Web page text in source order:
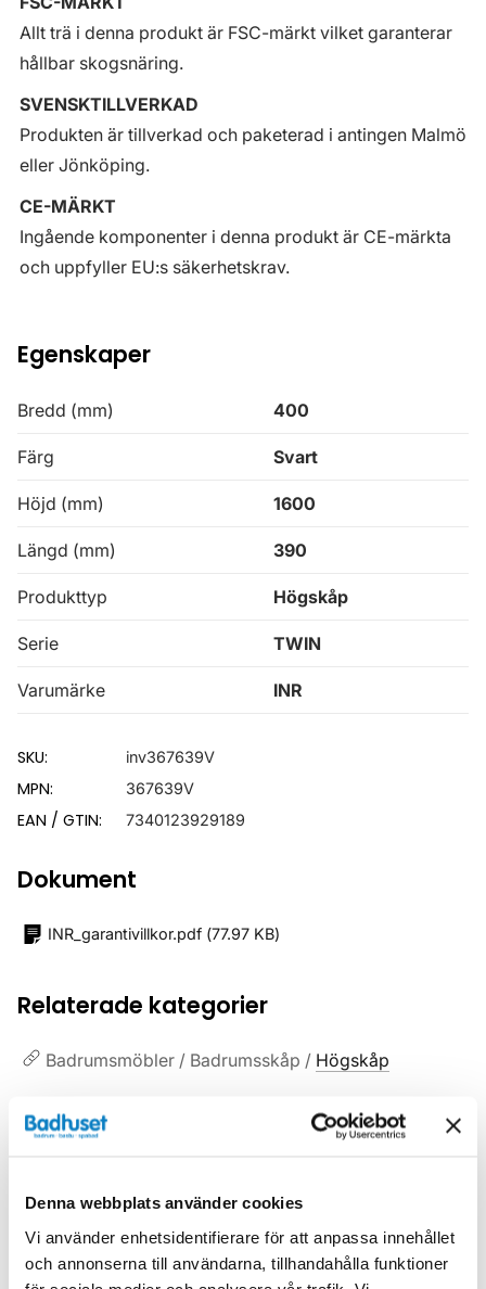
Denna webbplats använder cookies
Vi använder enhetsidentifierare för att anpassa innehållet
och annonserna till användarna, tillhandahålla funktioner
Allt trä i denna produkt är FSC-märkt vilket garanterar
hållbar skogsnäring.
SVENSKTILLVERKAD
Produkten är tillverkad och paketerad i antingen Malmö
eller Jönköping.
CE-MÄRKT
Ingående komponenter i denna produkt är CE-märkta
och uppfyller EU:s säkerhetskrav.
Egenskaper
Bredd (mm) 400
Färg Svart
Höjd (mm) 1600
Längd (mm) 390
Produkttyp Högskåp
Serie TWIN
Varumärke INR
SKU: inv367639V
MPN: 367639V
EAN / GTIN: 7340123929189
Dokument
INR_garantivillkor.pdf (77.97 KB)
Relaterade kategorier
Badrumsmöbler / Badrumsskåp / Högskåp
Badrumsmöbler /
Badrumsmöbler /Badrumsskåp